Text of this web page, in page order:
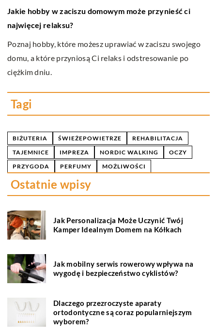
Jakie hobby w zaciszu domowym może przynieść ci
najwięcej relaksu?
Poznaj hobby, które możesz uprawiać w zaciszu swojego
domu, a które przyniosą Ci relaks i odstresowanie po
ciężkim dniu.
Tagi
BIŻUTERIA ŚWIEŻEPOWIETRZE
REHABILITACJA
TAJEMNICE
IMPREZA NORDIC WALKING
OCZY
PRZYGODA
PERFUMY MOŻLIWOŚCI
Ostatnie wpisy
Jak Personalizacja Może Uczynić Twój
Kamper Idealnym Domem na Kółkach
Jak mobilny serwis rowerowy wpływa na
wygodę i bezpieczeństwo cyklistów?
Dlaczego przezroczyste aparaty
ortodontyczne są coraz popularniejszym
wyborem?